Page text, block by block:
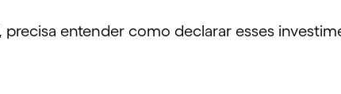
entender como declarar esses